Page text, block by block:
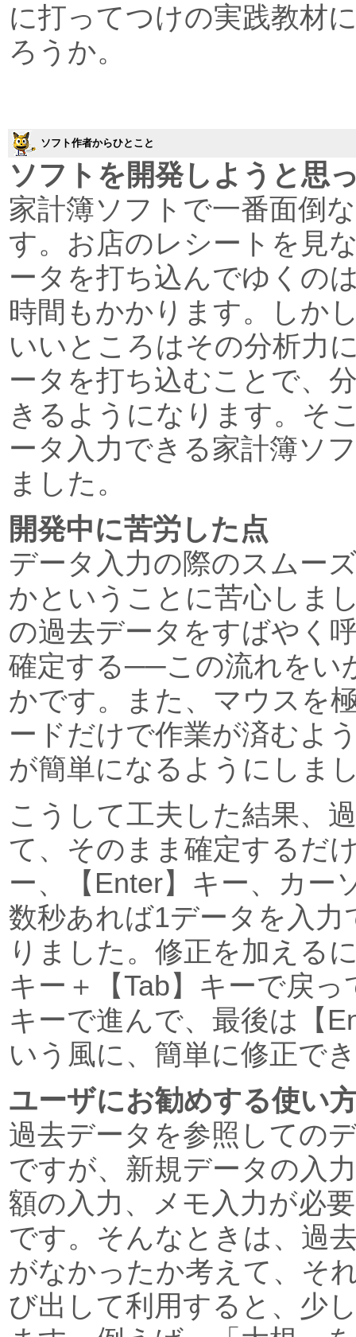
に打ってつけの実践教材
ろうか。
ソフト作者からひとこと
ソフトを開発しようと思
家計簿ソフトで一番面倒
す。お店のレシートを見
ータを打ち込んでゆくの
時間もかかります。しか
いいところはその分析力
ータを打ち込むことで、
きるようになります。そ
ータ入力できる家計簿ソ
ました。
開発中に苦労した点
データ入力の際のスムー
かということに苦心しま
の過去データをすばやく
確定する──この流れをい
かです。また、マウスを
ードだけで作業が済むよ
が簡単になるようにしま
こうして工夫した結果、
て、そのまま確定するだ
ー、【Enter】キー、カー
数秒あれば1データを入
りました。修正を加える
キー＋【Tab】キーで戻っ
キーで進んで、最後は【
いう風に、簡単に修正で
ユーザにお勧めする使い
過去データを参照しての
ですが、新規データの入
額の入力、メモ入力が必
です。そんなときは、過
がなかったか考えて、そ
び出して利用すると、少